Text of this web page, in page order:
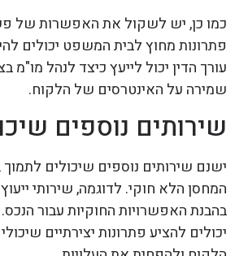
כמו כן, יש לשקול את האפשרות של
פתרונות מחוץ לבית המשפט יכולים
עורך הדין יכול לייעץ כיצד לנהל מו"מ
שמירה על האינטרסים של הלקוח.
שירותים נוספים
ישנם שירותים נוספים שיכולים
המחסן הלא חוקי. לדוגמה, שירותי ייעוץ
בהבנת האפשרויות החוקיות עבור הנכס.
יכולים להציע פתרונות יצירתיים